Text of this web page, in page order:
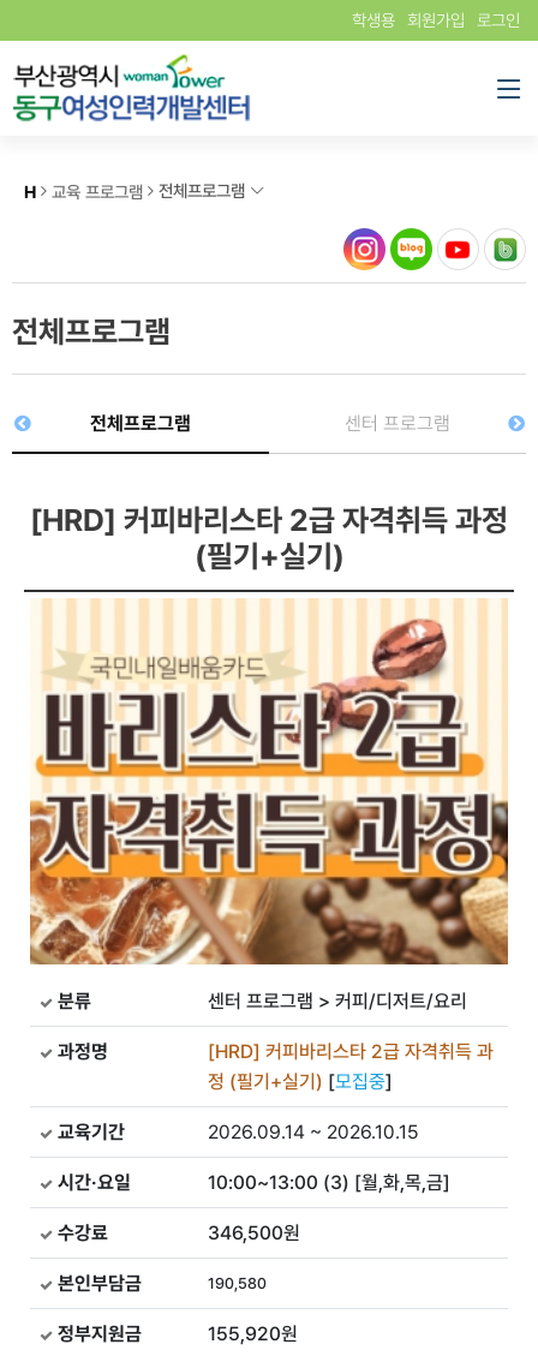
학생용 회원가입 로그인
H 교육 프로그램 전체프로그램
전체프로그램
전체프로그램 센터 프로그램
[HRD] 커피바리스타 2급 자격취득 과정
(필기+실기)
분류 센터 프로그램 > 커피/디저트/요리
과정명
[HRD] 커피바리스타 2급 자격취득 과
정 (필기+실기) [모집중]
교육기간 2026.09.14 ~ 2026.10.15
시간·요일 10:00~13:00 (3) [월,화,목,금]
수강료 346,500원
본인부담금 190,580
정부지원금 155,920원